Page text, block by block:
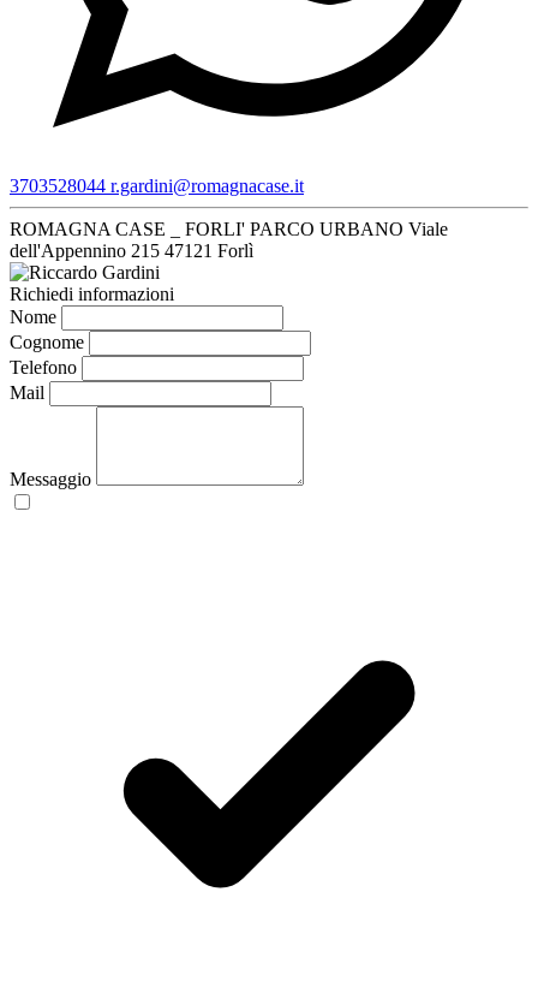
3703528044 r.gardini@romagnacase.it
ROMAGNA CASE _ FORLI' PARCO URBANO Viale
dell'Appennino 215 47121 Forlì
Richiedi informazioni
Nome
Cognome
Telefono
Mail
Messaggio